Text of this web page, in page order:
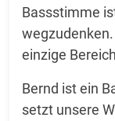
Bassstimme
einzige
Bernd ist ein
setzt unsere